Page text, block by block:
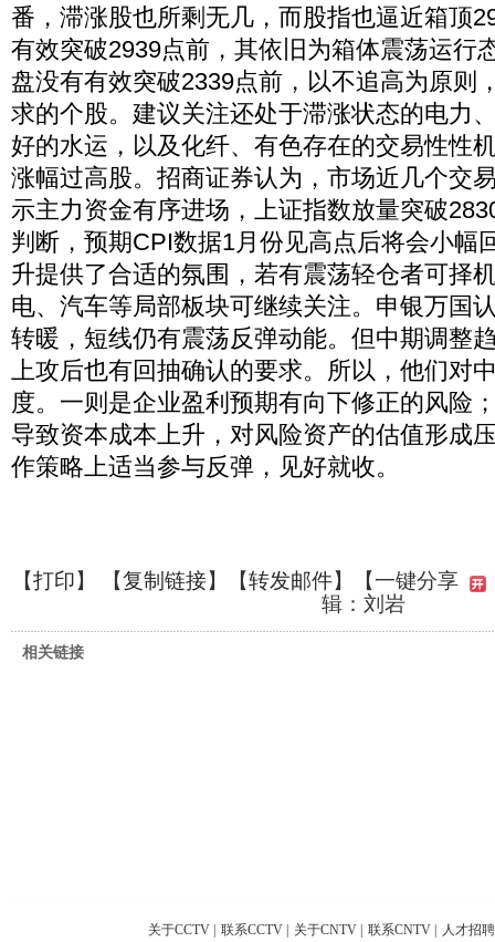
番，滞涨股也所剩无几，而股指也逼近箱顶
有效突破2939点前，其依旧为箱体震荡运行
盘没有有效突破2339点前，以不追高为原则
求的个股。建议关注还处于滞涨状态的电力
好的水运，以及化纤、有色存在的交易性性
涨幅过高股。招商证券认为，市场近几个交
示主力资金有序进场，上证指数放量突破
判断，预期CPI数据1月份见高点后将会小幅
升提供了合适的氛围，若有震荡轻仓者可择
电、汽车等局部板块可继续关注。申银万国
转暖，短线仍有震荡反弹动能。但中期调整
上攻后也有回抽确认的要求。所以，他们对
度。一则是企业盈利预期有向下修正的风险
导致资本成本上升，对风险资产的估值形成
作策略上适当参与反弹，见好就收。
【打印】 【复制链接】【转发邮件】
【一键分享
辑：刘岩
相关链接
关于CCTV 联系CCTV 关于CNTV 联系CNTV 人才招聘